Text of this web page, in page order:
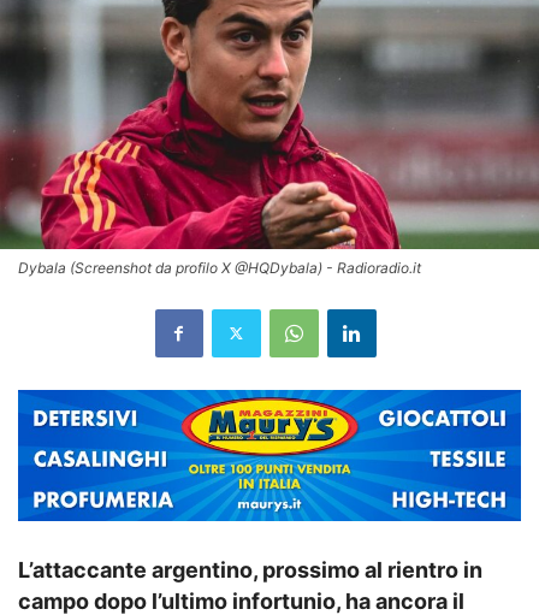
Dybala (Screenshot da profilo X @HQDybala) - Radioradio.it
L’attaccante argentino, prossimo al rientro in
campo dopo l’ultimo infortunio, ha ancora il